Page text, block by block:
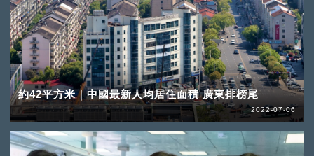
約42平方米｜中國最新人均居住面積 廣東排榜尾
2022-07-06